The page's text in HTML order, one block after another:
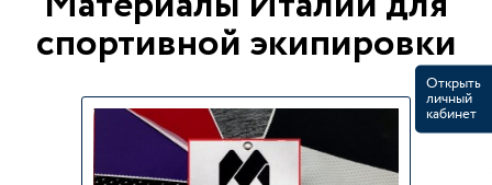
спортивной экипировки
Открыть
личный
кабинет